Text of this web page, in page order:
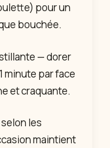
pour un
bouchée.
— dorer
minute par face
et craquante.
les
maintient